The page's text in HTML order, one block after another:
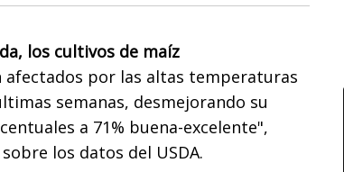
los cultivos de maíz
afectados por las altas temperaturas
semanas, desmejorando su
a 71% buena-excelente",
los datos del USDA.